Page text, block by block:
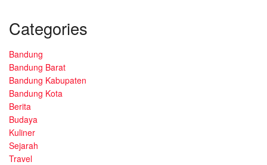
Categories
Bandung
Bandung Barat
Bandung Kabupaten
Bandung Kota
Berita
Budaya
Kuliner
Sejarah
Travel